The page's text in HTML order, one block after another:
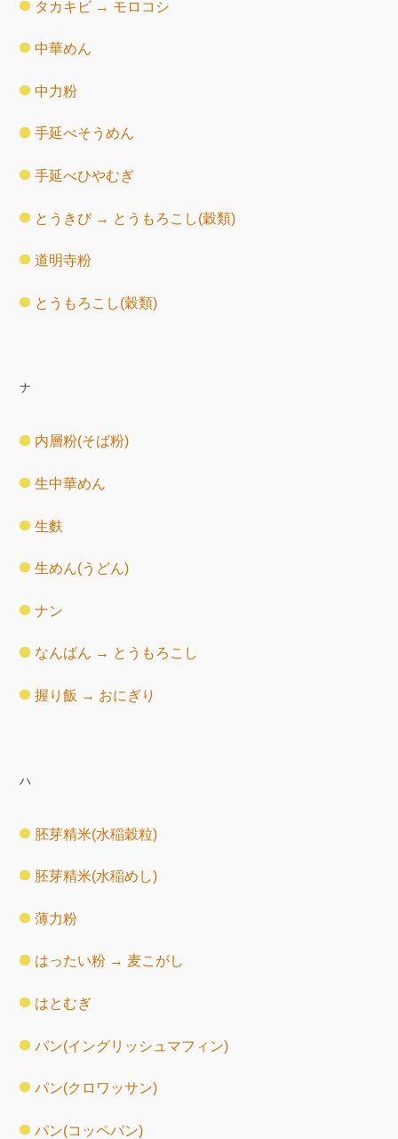
タカキビ → モロコシ
中華めん
中力粉
手延べそうめん
手延べひやむぎ
とうきび → とうもろこし(穀類)
道明寺粉
とうもろこし(穀類)
ナ
内層粉(そば粉)
生中華めん
生麩
生めん(うどん)
ナン
なんばん → とうもろこし
握り飯 → おにぎり
ハ
胚芽精米(水稲穀粒)
胚芽精米(水稲めし)
薄力粉
はったい粉 → 麦こがし
はとむぎ
パン(イングリッシュマフィン)
パン(クロワッサン)
パン(コッペパン)